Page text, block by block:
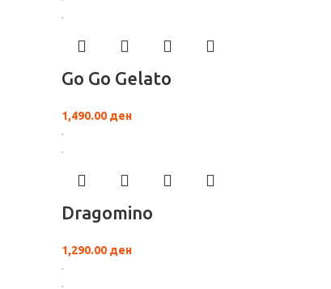
Go Go Gelato
1,490.00 ден
Dragomino
1,290.00 ден